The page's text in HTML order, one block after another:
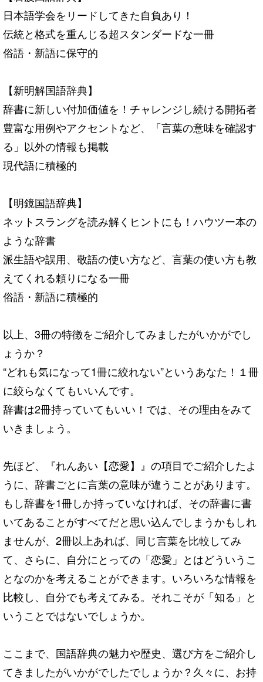
日本語学会をリードしてきた自負あり！
伝統と格式を重んじる超スタンダードな一冊
俗語・新語に保守的
【新明解国語辞典】
辞書に新しい付加価値を！チャレンジし続ける開拓者
豊富な用例やアクセントなど、「言葉の意味を確認す
る」以外の情報も掲載
現代語に積極的
【明鏡国語辞典】
ネットスラングを読み解くヒントにも！ハウツー本の
ような辞書
派生語や誤用、敬語の使い方など、言葉の使い方も教
えてくれる頼りになる一冊
俗語・新語に積極的
以上、3冊の特徴をご紹介してみましたがいかがでし
ょうか？
“どれも気になって1冊に絞れない”というあなた！１冊
に絞らなくてもいいんです。
辞書は2冊持っていてもいい！では、その理由をみて
いきましょう。
先ほど、『れんあい【恋愛】』の項目でご紹介したよ
うに、辞書ごとに言葉の意味が違うこ とがあります。
もし辞書を1冊しか持っていなければ、その辞書に書
いてあることがすべてだと思い込んでしまうかもしれ
ませんが、2冊以上あれば、同じ言葉を比較してみ
て、さ らに、自分にとっての「恋愛」とはどういうこ
となのかを考えることができます。いろいろな情報を
比較し、自分でも考えてみる。 それこそが「知る」と
いうことではないでしょうか。
ここまで、国語辞典の魅力や歴史、選び方をご紹介し
てきましたがいかがでしたでしょうか？久々に、お持